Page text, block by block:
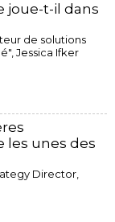
joue-t-il dans
de solutions
Jessica Ifker
les unes des
Director,